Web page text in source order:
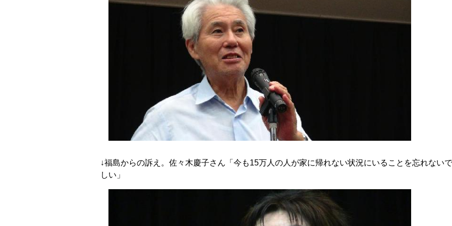
↓福島からの訴え。佐々木慶子さん「今も15万人の人が家に帰れない状況にいることを忘れない
しい」